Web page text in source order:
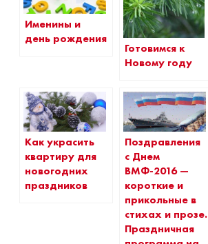
Именины и
день рождения
Готовимся к
Новому году
Как украсить
квартиру для
новогодних
праздников
Поздравления
с Днем
ВМФ-2016 —
короткие и
прикольные в
стихах и прозе.
Праздничная